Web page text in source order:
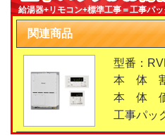
給湯器+リモコン+標準工事＝工事パ
関連商品
型番：
本 体
本 体
工事パッ